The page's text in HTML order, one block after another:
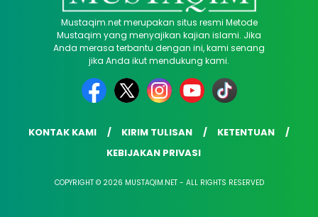
Mustaqim.net merupakan situs resmi Metode
Mustaqim yang menyajikan kajian islami. Jika
Anda merasa terbantu dengan ini, kami senang
jika Anda ikut mendukung kami.
KONTAK KAMI KIRIM TULISAN
KETENTUAN
KEBIJAKAN PRIVASI
COPYRIGHT © 2026 MUSTAQIM.NET - ALL RIGHTS RESERVED